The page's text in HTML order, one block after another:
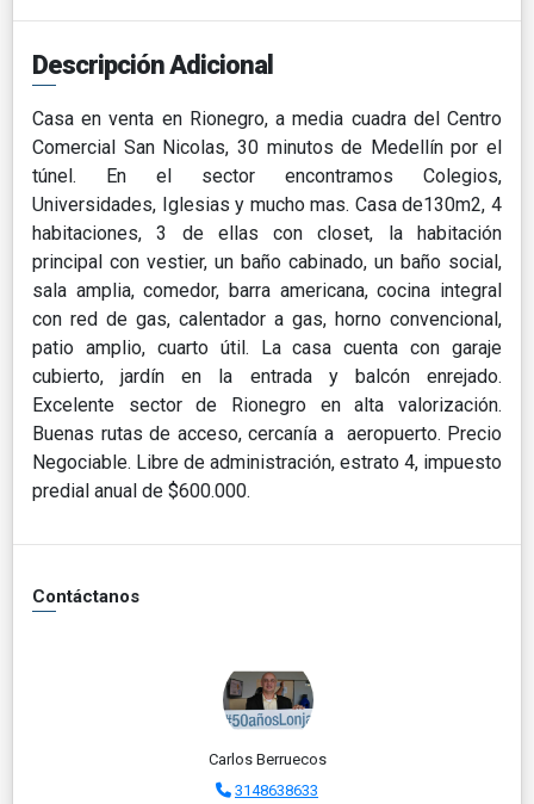
Descripción Adicional
Casa en venta en Rionegro, a media cuadra del Centro
Comercial San Nicolas, 30 minutos de Medellín por el
túnel. En el sector encontramos Colegios,
Universidades, Iglesias y mucho mas. Casa de130m2, 4
habitaciones, 3 de ellas con closet, la habitación
principal con vestier, un baño cabinado, un baño social,
sala amplia, comedor, barra americana, cocina integral
con red de gas, calentador a gas, horno convencional,
patio amplio, cuarto útil. La casa cuenta con garaje
cubierto, jardín en la entrada y balcón enrejado.
Excelente sector de Rionegro en alta valorización.
Buenas rutas de acceso, cercanía a aeropuerto. Precio
Negociable. Libre de administración, estrato 4, impuesto
predial anual de $600.000.
Contáctanos
Carlos Berruecos
3148638633